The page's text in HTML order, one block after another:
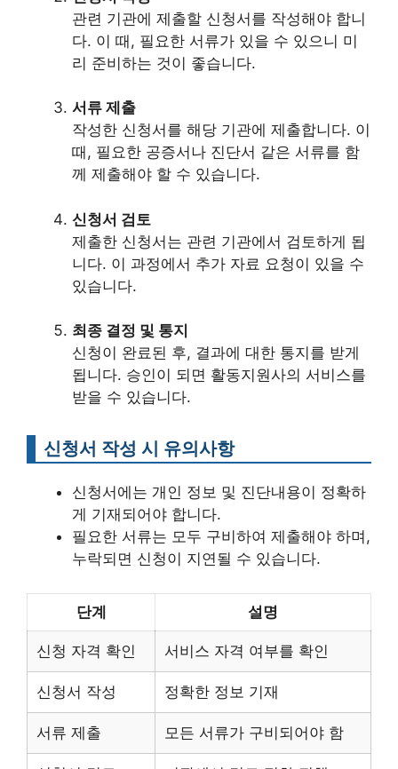
관련 기관에 제출할 신청서를 작성해야 합니
다. 이 때, 필요한 서류가 있을 수 있으니 미
리 준비하는 것이 좋습니다.
서류 제출
작성한 신청서를 해당 기관에 제출합니다. 이
때, 필요한 공증서나 진단서 같은 서류를 함
께 제출해야 할 수 있습니다.
신청서 검토
제출한 신청서는 관련 기관에서 검토하게 됩
니다. 이 과정에서 추가 자료 요청이 있을 수
있습니다.
최종 결정 및 통지
신청이 완료된 후, 결과에 대한 통지를 받게
됩니다. 승인이 되면 활동지원사의 서비스를
받을 수 있습니다.
신청서 작성 시 유의사항
신청서에는 개인 정보 및 진단내용이 정확하
게 기재되어야 합니다.
필요한 서류는 모두 구비하여 제출해야 하며,
누락되면 신청이 지연될 수 있습니다.
단계 설명
신청 자격 확인 서비스 자격 여부를 확인
신청서 작성 정확한 정보 기재
서류 제출 모든 서류가 구비되어야 함